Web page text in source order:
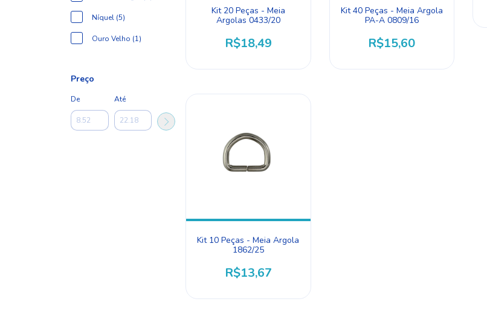
Níquel (5)
Ouro Velho (1)
Preço
De Até
Kit 20 Peças - Meia
Argolas 0433/20
R$18,49
Kit 40 Peças - Meia Argola
PA-A 0809/16
R$15,60
Kit 10 Peças - Meia Argola
1862/25
R$13,67